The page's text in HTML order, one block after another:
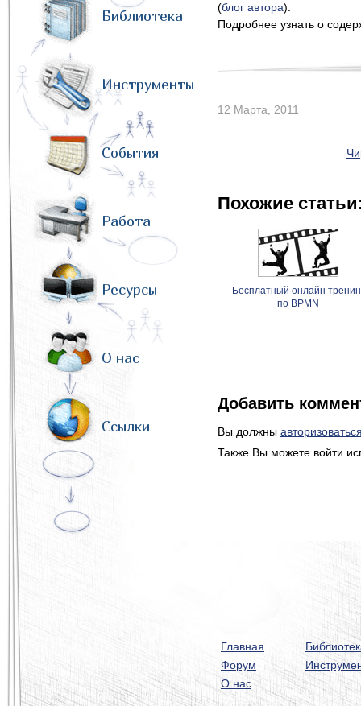
Библиотека
Инструменты
События
Работа
Ресурсы
О нас
Ссылки
(блог автора).
Подробнее узнать о
12 Марта, 2011
Похожие
Бесплатный онлайн
по BPMN
Добавить
Вы должны
Также Вы можете войти
Главная
Форум
О нас